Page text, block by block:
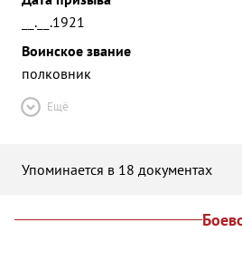
__.__.1921
Воинское звание
полковник
Ещё
Упоминается в 18 документах